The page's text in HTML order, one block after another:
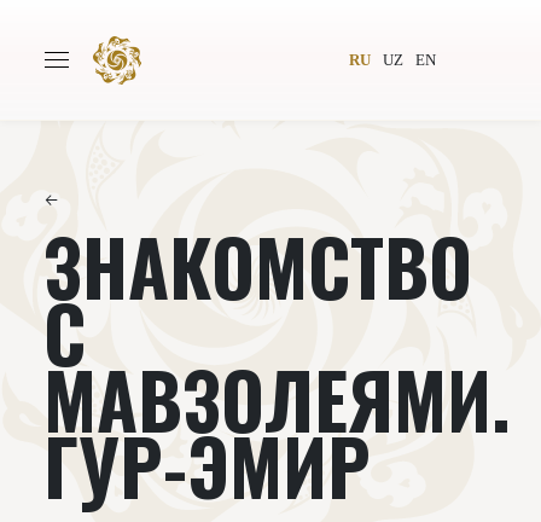
RU UZ EN
Авторы Всемирное общество
Издательство
Проекты Подкасты
Книги Видеолекторий
←
ЗНАКОМСТВО
С
МАВЗОЛЕЯМИ.
ГУР-ЭМИР